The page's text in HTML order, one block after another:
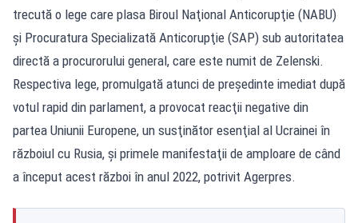
trecută o lege care plasa Biroul Naţional Anticorupţie (NABU)
şi Procuratura Specializată Anticorupţie (SAP) sub autoritatea
directă a procurorului general, care este numit de Zelenski.
Respectiva lege, promulgată atunci de preşedinte imediat după
votul rapid din parlament, a provocat reacţii negative din
partea Uniunii Europene, un susţinător esenţial al Ucrainei în
războiul cu Rusia, şi primele manifestaţii de amploare de când
a început acest război în anul 2022, potrivit Agerpres.